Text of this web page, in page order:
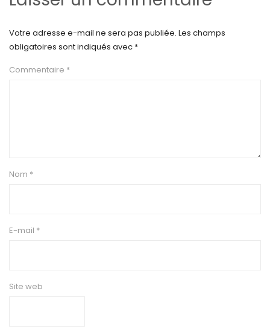
Votre adresse e-mail ne sera pas publiée. Les champs
obligatoires sont indiqués avec *
Commentaire *
Nom *
E-mail *
Site web